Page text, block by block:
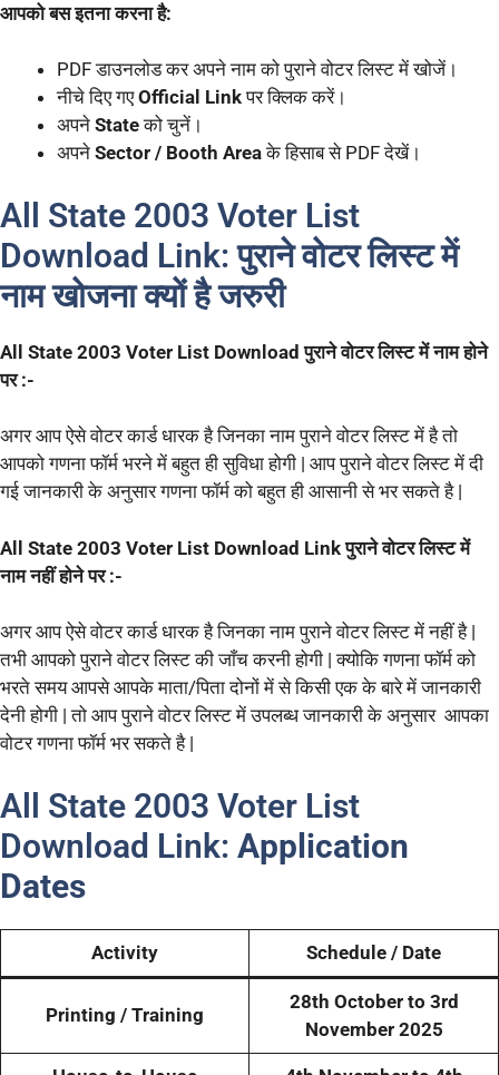
आपको बस इतना करना है:
PDF डाउनलोड कर अपने नाम को पुराने वोटर लिस्ट में खोजें।
नीचे दिए गएOfficial Linkपर क्लिक करें।
अपने Stateको चुनें।
अपने Sector / Booth Areaके हिसाब से PDF देखें।
All State 2003 Voter List
Download Link: पुराने वोटर लिस्ट में
नाम खोजना क्यों है जरुरी
All State 2003 Voter List Download पुराने वोटर लिस्ट में नाम होने
पर :-
अगर आप ऐसे वोटर कार्ड धारक है जिनका नाम पुराने वोटर लिस्ट में है तो
आपको गणना फॉर्म भरने में बहुत ही सुविधा होगी | आप पुराने वोटर लिस्ट में दी
गई जानकारी के अनुसार गणना फॉर्म को बहुत ही आसानी से भर सकते है |
All State 2003 Voter List Download Link पुराने वोटर लिस्ट में
नाम नहीं होने पर :-
अगर आप ऐसे वोटर कार्ड धारक है जिनका नाम पुराने वोटर लिस्ट में नहीं है |
तभी आपको पुराने वोटर लिस्ट की जाँच करनी होगी | क्योकि गणना फॉर्म को
भरते समय आपसे आपके माता/पिता दोनों में से किसी एक के बारे में जानकारी
देनी होगी | तो आप पुराने वोटर लिस्ट में उपलब्ध जानकारी के अनुसार आपका
वोटर गणना फॉर्म भर सकते है |
All State 2003 Voter List
Download Link: Application
Dates
Activity Schedule / Date
Printing / Training
28th October to 3rd
November 2025